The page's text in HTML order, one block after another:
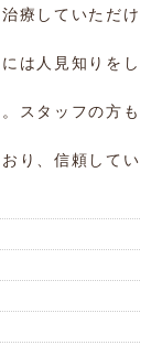
療していただけ
は人見知りをし
スタッフの方も
り、信頼してい